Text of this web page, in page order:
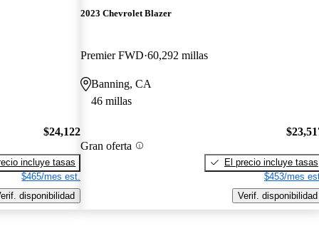
$24,122
incluye tasas
$465/mes est.
disponibilidad
2023 Chevrolet Blazer
Premier FWD 60,292 millas
Banning, CA
46 millas
Gran oferta
El precio incluye tasas
$453/mes
Verif. disponibilidad